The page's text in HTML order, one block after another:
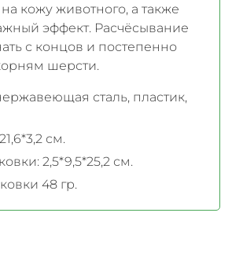
кожу животного, а также
эффект. Расчёсывание
с концов и постепенно
шерсти.
сталь, пластик,
см.
2,5*9,5*25,2 см.
48 гр.